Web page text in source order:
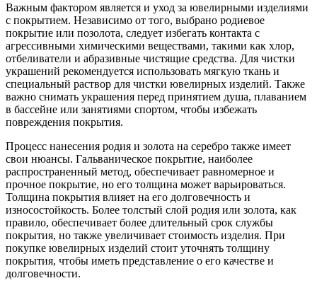
Важным фактором является и уход за ювелирными изделиями
с покрытием. Независимо от того, выбрано родиевое
покрытие или позолота, следует избегать контакта с
агрессивными химическими веществами, такими как хлор,
отбеливатели и абразивные чистящие средства. Для чистки
украшений рекомендуется использовать мягкую ткань и
специальный раствор для чистки ювелирных изделий. Также
важно снимать украшения перед принятием душа, плаванием
в бассейне или занятиями спортом, чтобы избежать
повреждения покрытия.
Процесс нанесения родия и золота на серебро также имеет
свои нюансы. Гальваническое покрытие, наиболее
распространенный метод, обеспечивает равномерное и
прочное покрытие, но его толщина может варьироваться.
Толщина покрытия влияет на его долговечность и
износостойкость. Более толстый слой родия или золота, как
правило, обеспечивает более длительный срок службы
покрытия, но также увеличивает стоимость изделия. При
покупке ювелирных изделий стоит уточнять толщину
покрытия, чтобы иметь представление о его качестве и
долговечности.